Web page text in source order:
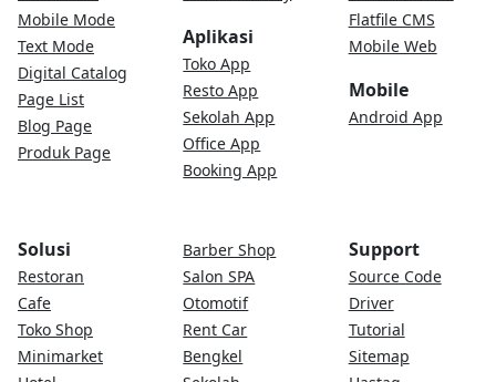
Mobile Mode
Text Mode
Digital Catalog
Page List
Blog Page
Produk Page
Aplikasi
Toko App
Resto App
Sekolah App
Office App
Booking App
Flatfile CMS
Mobile Web
Mobile
Android App
Solusi
Restoran
Cafe
Toko Shop
Minimarket
Barber Shop
Salon SPA
Otomotif
Rent Car
Bengkel
Support
Source Code
Driver
Tutorial
Sitemap